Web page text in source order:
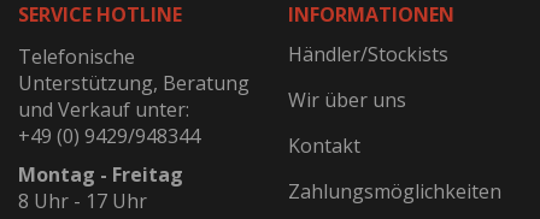
SERVICE HOTLINE
Telefonische
Unterstützung, Beratung
und Verkauf unter:
+49 (0) 9429/948344
Montag - Freitag
8 Uhr - 17 Uhr
INFORMATIONEN
Händler/Stockists
Wir über uns
Kontakt
Zahlungsmöglichkeiten